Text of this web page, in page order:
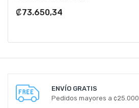
₡73.650,34
ENVÍO GRATIS
Pedidos mayores a ¢25.000